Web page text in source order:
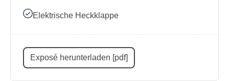
Elektrische Heckklappe
Exposé herunterladen [pdf]